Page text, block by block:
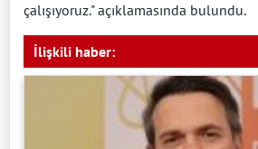
çalışıyoruz." açıklamasında bulundu.
İlişkili haber: